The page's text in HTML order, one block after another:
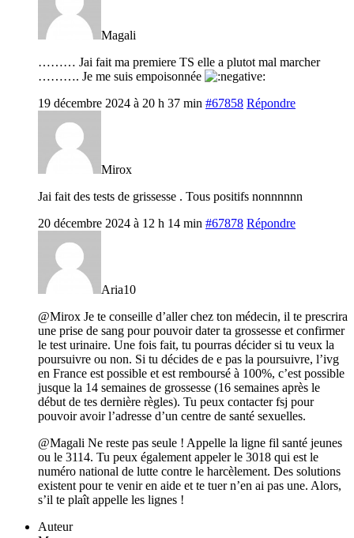
Magali
……… Jai fait ma premiere TS elle a plutot mal marcher
………. Je me suis empoisonnée
19 décembre 2024 à 20 h 37 min #67858 Répondre
Mirox
Jai fait des tests de grissesse . Tous positifs nonnnnnn
20 décembre 2024 à 12 h 14 min #67878 Répondre
Aria10
@Mirox Je te conseille d’aller chez ton médecin, il te prescrira
une prise de sang pour pouvoir dater ta grossesse et confirmer
le test urinaire. Une fois fait, tu pourras décider si tu veux la
poursuivre ou non. Si tu décides de e pas la poursuivre, l’ivg
en France est possible et est remboursé à 100%, c’est possible
jusque la 14 semaines de grossesse (16 semaines après le
début de tes dernière règles). Tu peux contacter fsj pour
pouvoir avoir l’adresse d’un centre de santé sexuelles.
@Magali Ne reste pas seule ! Appelle la ligne fil santé jeunes
ou le 3114. Tu peux également appeler le 3018 qui est le
numéro national de lutte contre le harcèlement. Des solutions
existent pour te venir en aide et te tuer n’en ai pas une. Alors,
s’il te plaît appelle les lignes !
Auteur